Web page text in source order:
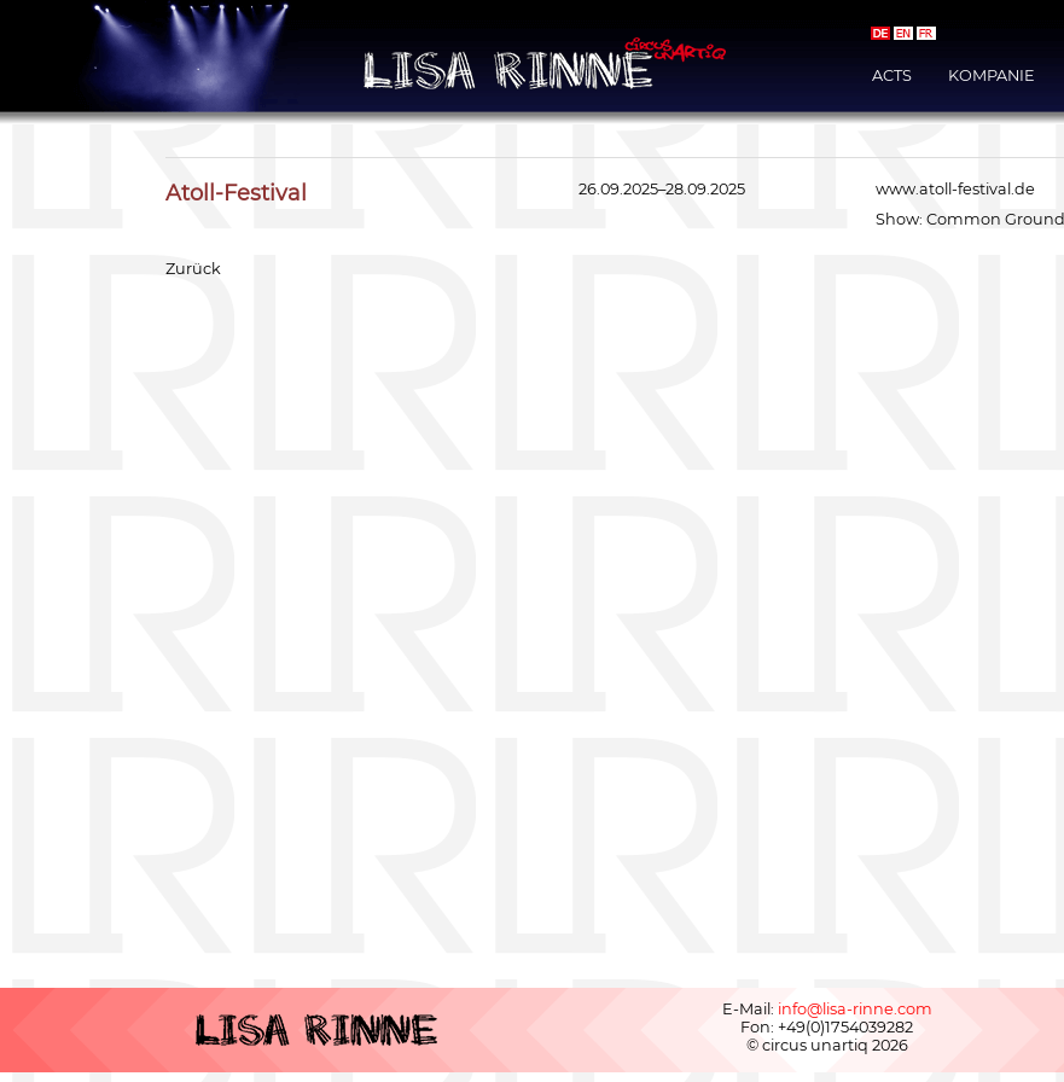
überspringen
ACTS KOMPANIE
Atoll-Festival 26.09.2025–28.09.2025
www.atoll-festival.de
Show:Common Ground
Zurück
E-Mail: info@lisa-rinne.com
Fon: +49(0)1754039282
© circus unartiq 2026